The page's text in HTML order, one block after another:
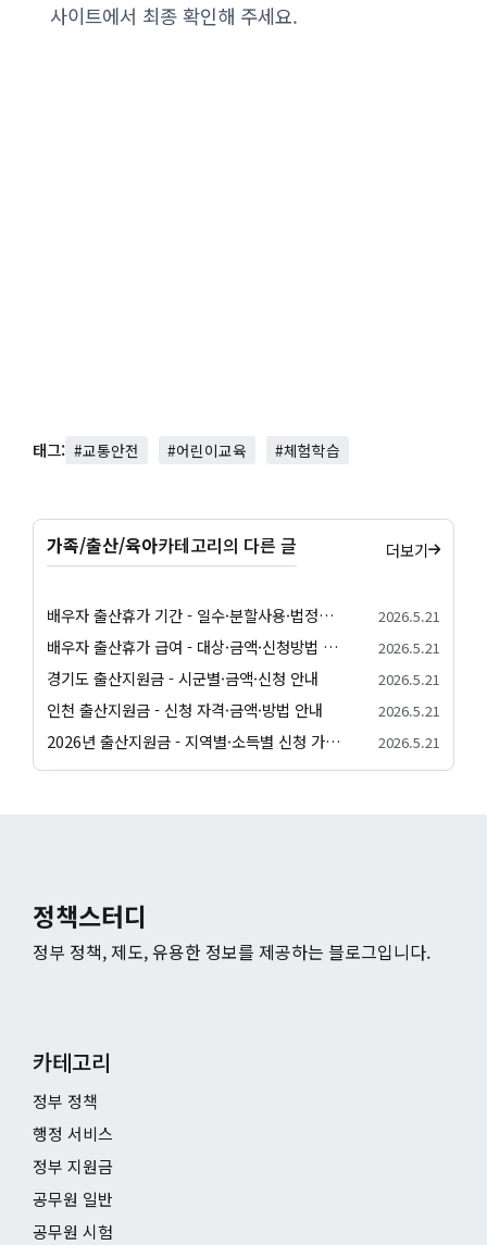
사이트에서 최종 확인해 주세요.
태그: #교통안전 #어린이교육 #체험학습
가족/출산/육아카테고리의 다른 글 더보기
배우자 출산휴가 기간 - 일수·분할사용·법정기준 안내 2026.5.21
배우자 출산휴가 급여 - 대상·금액·신청방법 정리 2026.5.21
경기도 출산지원금 - 시군별·금액·신청 안내 2026.5.21
인천 출산지원금 - 신청 자격·금액·방법 안내 2026.5.21
2026년 출산지원금 - 지역별·소득별 신청 가이드 2026.5.21
정책스터디
정부 정책, 제도, 유용한 정보를 제공하는 블로그입니다.
카테고리
정부 정책
행정 서비스
정부 지원금
공무원 일반
공무원 시험